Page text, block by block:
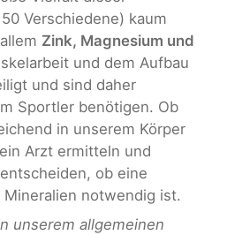
Verschiedene) kaum
Zink, Magnesium und
und dem Aufbau
und sind daher
Sportler benötigen. Ob
in unserem Körper
Arzt ermitteln und
ob eine
notwendig ist.
unserem allgemeinen